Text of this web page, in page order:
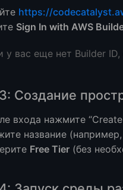
https://
Sign In with AWS
у вас еще нет Builder
Создание
входа нажмите “Create
название (например,
Free Tier (без